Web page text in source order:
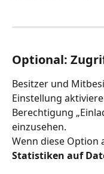
Optional:
Besitzer und
Einstellung
Berechtigung
einzusehen.
Wenn diese Option
Statistiken auf